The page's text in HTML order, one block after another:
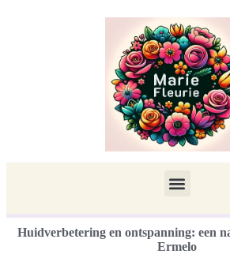
Huidverbetering en ontspanning: een
Ermelo